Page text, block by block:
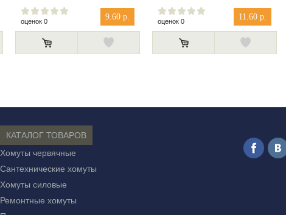
9.60 р.
оценок 0 11.60 р.
оценок 0
КАТАЛОГ ТОВАРОВ
Хомуты червячные
Сантехнические хомуты
Хомуты силовые
Ремонтные хомуты